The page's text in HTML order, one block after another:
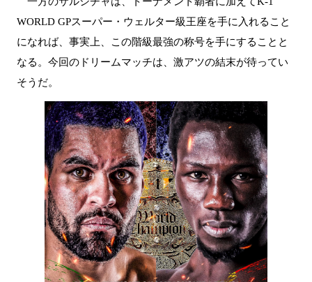
WORLD GPスーパー・ウェルター級王座を手に入れること
になれば、事実上、この階級最強の称号を手にすることと
なる。今回のドリームマッチは、激アツの結末が待ってい
そうだ。